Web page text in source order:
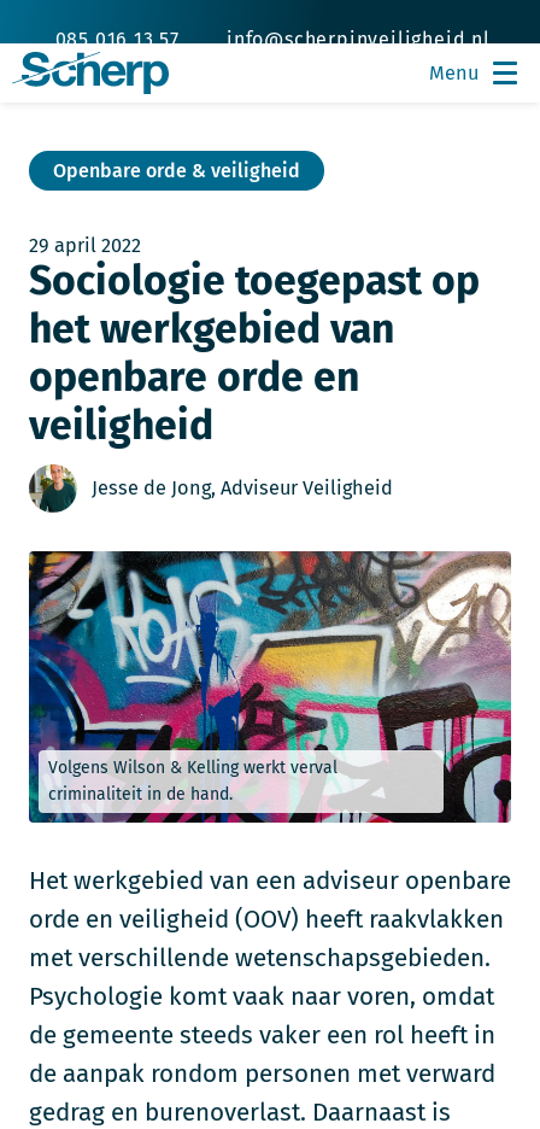
085 016 13 57 info@scherpinveiligheid.nl
Openbare orde & veiligheid
29 april 2022
Sociologie toegepast op
het werkgebied van
openbare orde en
veiligheid
Jesse de Jong, Adviseur Veiligheid
Volgens Wilson & Kelling werkt verval
criminaliteit in de hand.
Het werkgebied van een adviseur openbare
orde en veiligheid (OOV) heeft raakvlakken
met verschillende wetenschapsgebieden.
Psychologie komt vaak naar voren, omdat
de gemeente steeds vaker een rol heeft in
de aanpak rondom personen met verward
gedrag en burenoverlast. Daarnaast is